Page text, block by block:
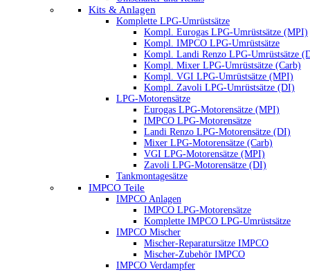
Kits & Anlagen
Komplette LPG-Umrüstsätze
Kompl. Eurogas LPG-Umrüstsätze (MPI)
Kompl. IMPCO LPG-Umrüstsätze
Kompl. Landi Renzo LPG-Umrüstsätze
Kompl. Mixer LPG-Umrüstsätze (Carb)
Kompl. VGI LPG-Umrüstsätze (MPI)
Kompl. Zavoli LPG-Umrüstsätze (DI)
LPG-Motorensätze
Eurogas LPG-Motorensätze (MPI)
IMPCO LPG-Motorensätze
Landi Renzo LPG-Motorensätze (DI)
Mixer LPG-Motorensätze (Carb)
VGI LPG-Motorensätze (MPI)
Zavoli LPG-Motorensätze (DI)
Tankmontagesätze
IMPCO Teile
IMPCO Anlagen
IMPCO LPG-Motorensätze
Komplette IMPCO LPG-Umrüstsätze
IMPCO Mischer
Mischer-Reparatursätze IMPCO
Mischer-Zubehör IMPCO
IMPCO Verdampfer